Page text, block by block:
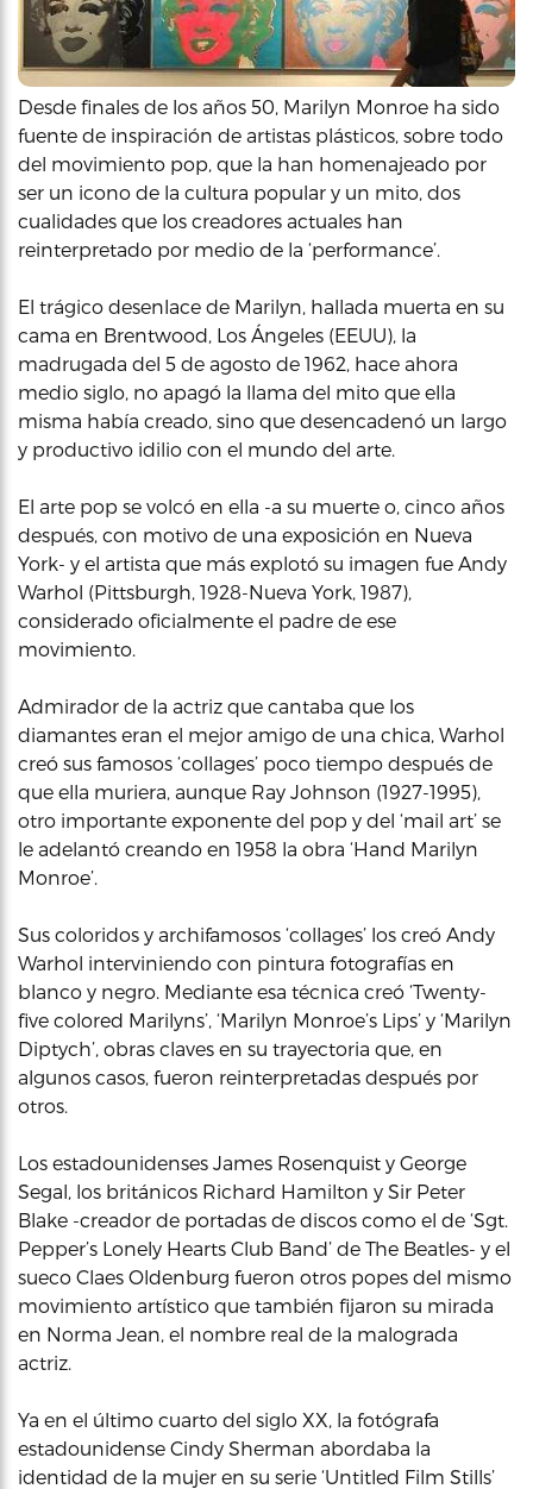
Desde finales de los años 50, Marilyn Monroe ha sido
fuente de inspiración de artistas plásticos, sobre todo
del movimiento pop, que la han homenajeado por
ser un icono de la cultura popular y un mito, dos
cualidades que los creadores actuales han
reinterpretado por medio de la ‘performance’.
El trágico desenlace de Marilyn, hallada muerta en su
cama en Brentwood, Los Ángeles (EEUU), la
madrugada del 5 de agosto de 1962, hace ahora
medio siglo, no apagó la llama del mito que ella
misma había creado, sino que desencadenó un largo
y productivo idilio con el mundo del arte.
El arte pop se volcó en ella -a su muerte o, cinco años
después, con motivo de una exposición en Nueva
York- y el artista que más explotó su imagen fue Andy
Warhol (Pittsburgh, 1928-Nueva York, 1987),
considerado oficialmente el padre de ese
movimiento.
Admirador de la actriz que cantaba que los
diamantes eran el mejor amigo de una chica, Warhol
creó sus famosos ‘collages’ poco tiempo después de
que ella muriera, aunque Ray Johnson (1927-1995),
otro importante exponente del pop y del ‘mail art’ se
le adelantó creando en 1958 la obra ‘Hand Marilyn
Monroe’.
Sus coloridos y archifamosos ‘collages’ los creó Andy
Warhol interviniendo con pintura fotografías en
blanco y negro. Mediante esa técnica creó ‘Twenty-
five colored Marilyns’, ‘Marilyn Monroe’s Lips’ y ‘Marilyn
Diptych’, obras claves en su trayectoria que, en
algunos casos, fueron reinterpretadas después por
otros.
Los estadounidenses James Rosenquist y George
Segal, los británicos Richard Hamilton y Sir Peter
Blake -creador de portadas de discos como el de ‘Sgt.
Pepper’s Lonely Hearts Club Band’ de The Beatles- y el
sueco Claes Oldenburg fueron otros popes del mismo
movimiento artístico que también fijaron su mirada
en Norma Jean, el nombre real de la malograda
actriz.
Ya en el último cuarto del siglo XX, la fotógrafa
estadounidense Cindy Sherman abordaba la
identidad de la mujer en su serie ‘Untitled Film Stills’